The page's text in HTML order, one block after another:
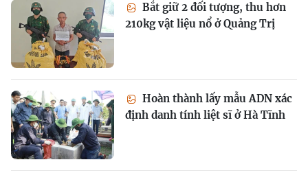
Bắt giữ 2 đối tượng, thu hơn
210kg vật liệu nổ ở Quảng Trị
Hoàn thành lấy mẫu ADN xác
định danh tính liệt sĩ ở Hà Tĩnh